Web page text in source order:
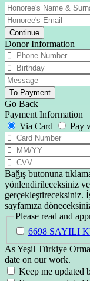
Continue
Donor Information
To Payment
Go Back
Payment Information
Via Card
Pay
Bağış butonuna
yönlendirileceksiniz ve
gerçekleştireceksiniz.
sayfamıza
Please read and
6698 SAYILI
As Yeşil Türkiye
date on our work.
Keep me updated